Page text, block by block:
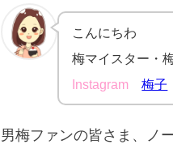
こんにちわ
梅マイスター・
Instagram梅子
男梅ファンの皆さま、ノ